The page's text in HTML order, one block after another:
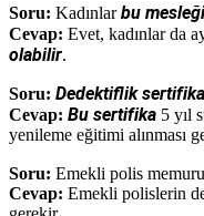
Soru: Kadınlarbu mesleği
Cevap: Evet, kadınlar da
olabilir.
Soru: Dedektiflik
Cevap: Bu sertifika 5 yıl
yenileme eğitimi alınması
Soru: Emekli polis
Cevap: Emekli polislerin